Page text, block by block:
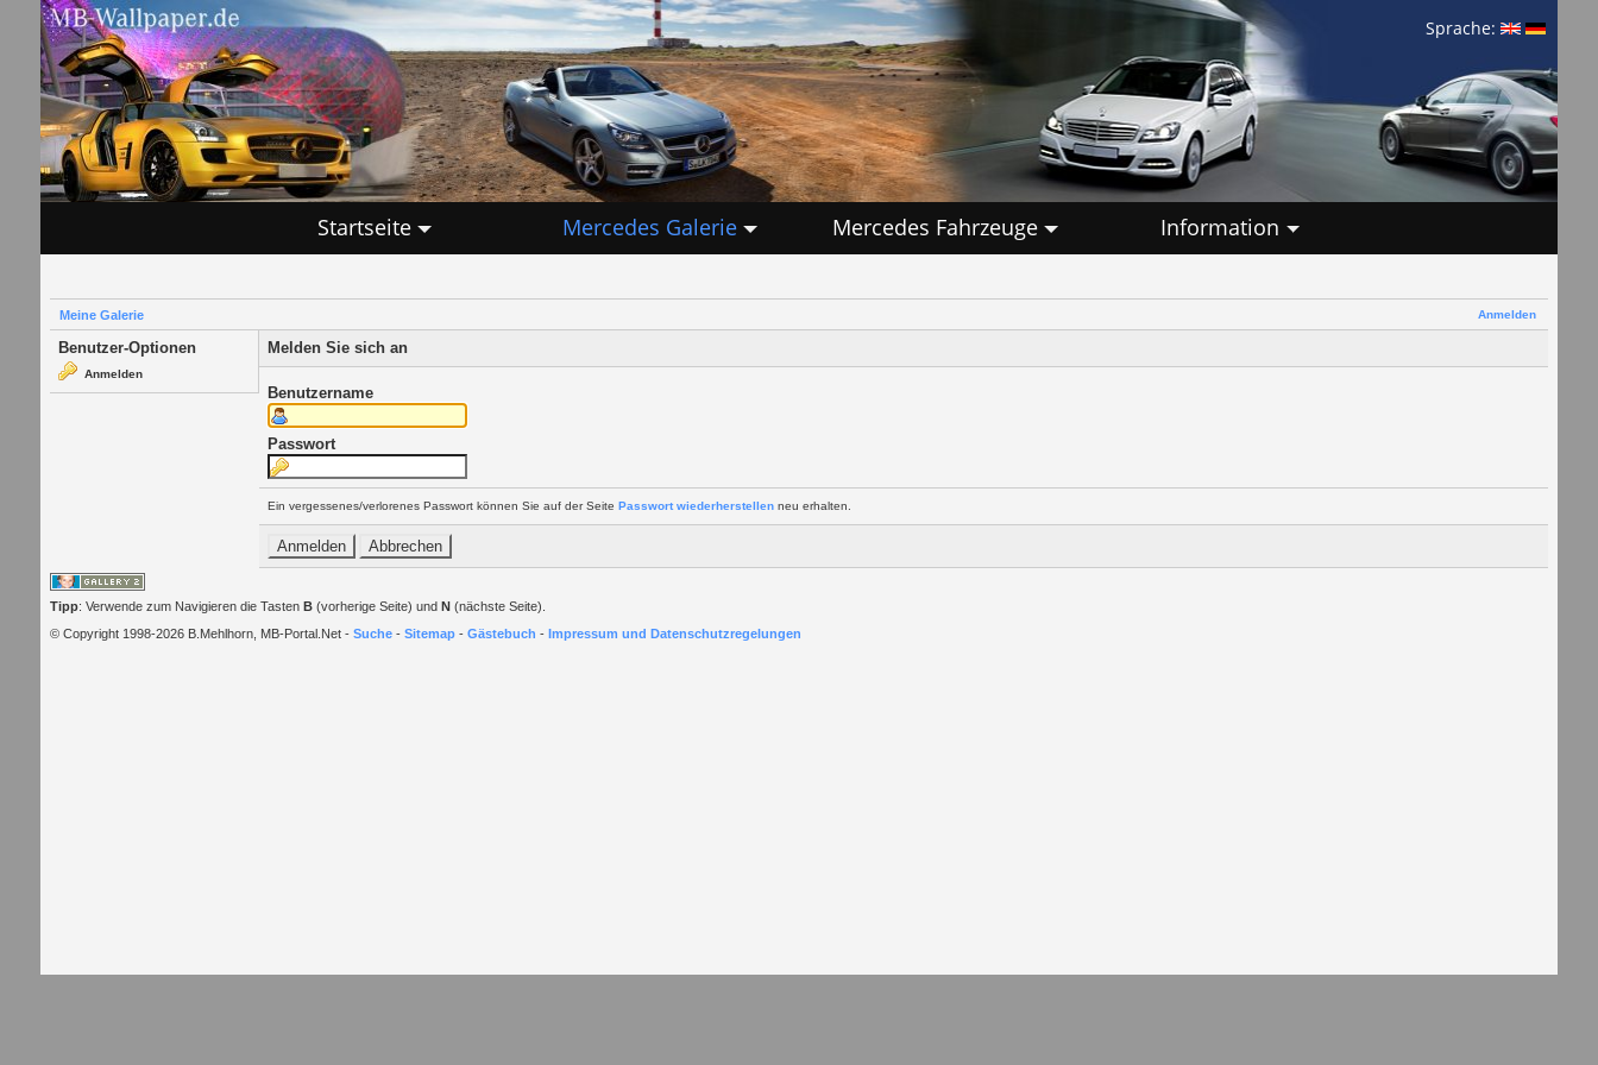
Sprache:
Startseite Mercedes Galerie Mercedes Fahrzeuge Information
Anmelden
Meine Galerie
Benutzer-Optionen
Anmelden
Melden Sie sich an
Benutzername
Passwort
Ein vergessenes/verlorenes Passwort können Sie auf der Seite Passwort wiederherstellenneu erhalten.
Tipp: Verwende zum Navigieren die Tasten B(vorherige Seite) und N(nächste Seite).
© Copyright 1998-2026 B.Mehlhorn, MB-Portal.Net - Suche- Sitemap- Gästebuch - Impressum und Datenschutzregelungen